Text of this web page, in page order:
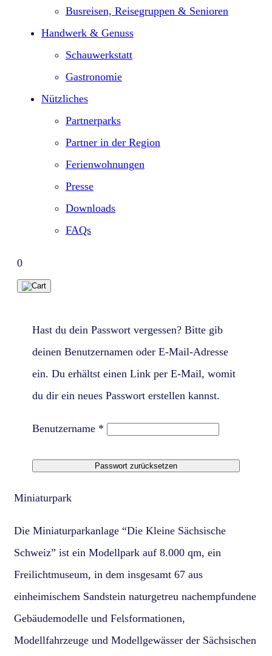
Busreisen, Reisegruppen & Senioren
Handwerk & Genuss
Schauwerkstatt
Gastronomie
Nützliches
Partnerparks
Partner in der Region
Ferienwohnungen
Presse
Downloads
FAQs
0
Hast du dein Passwort vergessen? Bitte gib
deinen Benutzernamen oder E-Mail-Adresse
ein. Du erhältst einen Link per E-Mail, womit
du dir ein neues Passwort erstellen kannst.
Benutzername *
Passwort zurücksetzen
Miniaturpark
Die Miniaturparkanlage “Die Kleine Sächsische
Schweiz” ist ein Modellpark auf 8.000 qm, ein
Freilichtmuseum, in dem insgesamt 67 aus
einheimischem Sandstein naturgetreu nachempfundene
Gebäudemodelle und Felsformationen,
Modellfahrzeuge und Modellgewässer der Sächsischen